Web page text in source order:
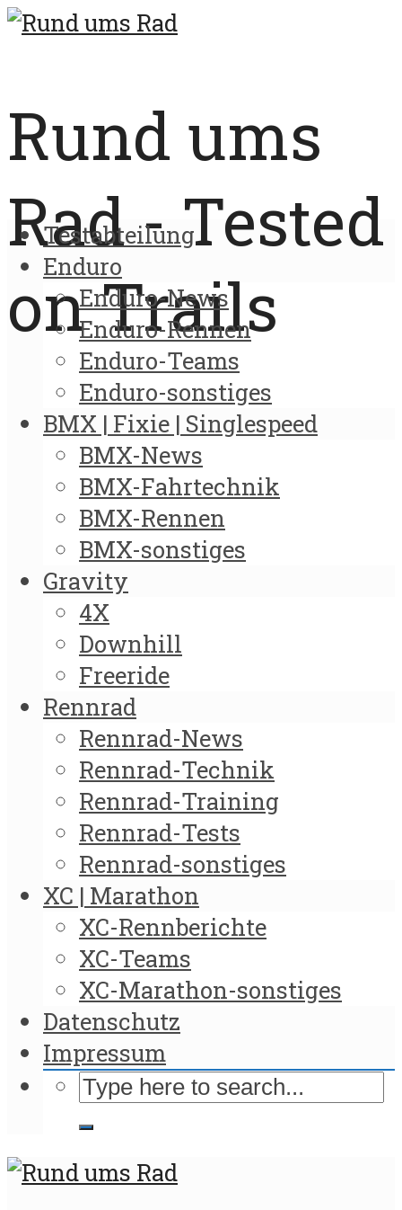
Rund ums
Rad - Tested
on Trails
Testabteilung
Enduro
Enduro-News
Enduro-Rennen
Enduro-Teams
Enduro-sonstiges
BMX | Fixie | Singlespeed
BMX-News
BMX-Fahrtechnik
BMX-Rennen
BMX-sonstiges
Gravity
4X
Downhill
Freeride
Rennrad
Rennrad-News
Rennrad-Technik
Rennrad-Training
Rennrad-Tests
Rennrad-sonstiges
XC | Marathon
XC-Rennberichte
XC-Teams
XC-Marathon-sonstiges
Datenschutz
Impressum